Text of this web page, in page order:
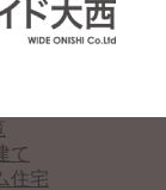
て
住宅